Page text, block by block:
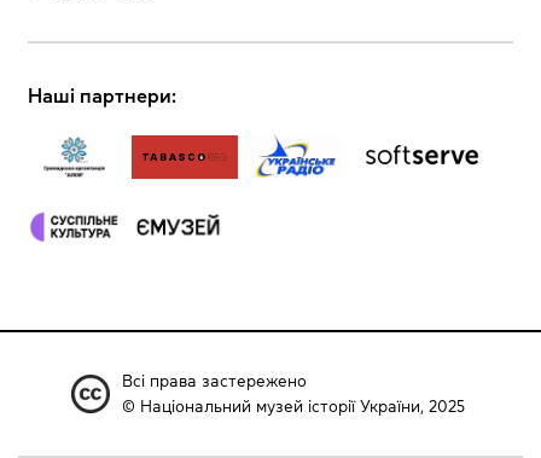
Наші партнери:
Всі права застережено
© Національний музей історії України, 2025